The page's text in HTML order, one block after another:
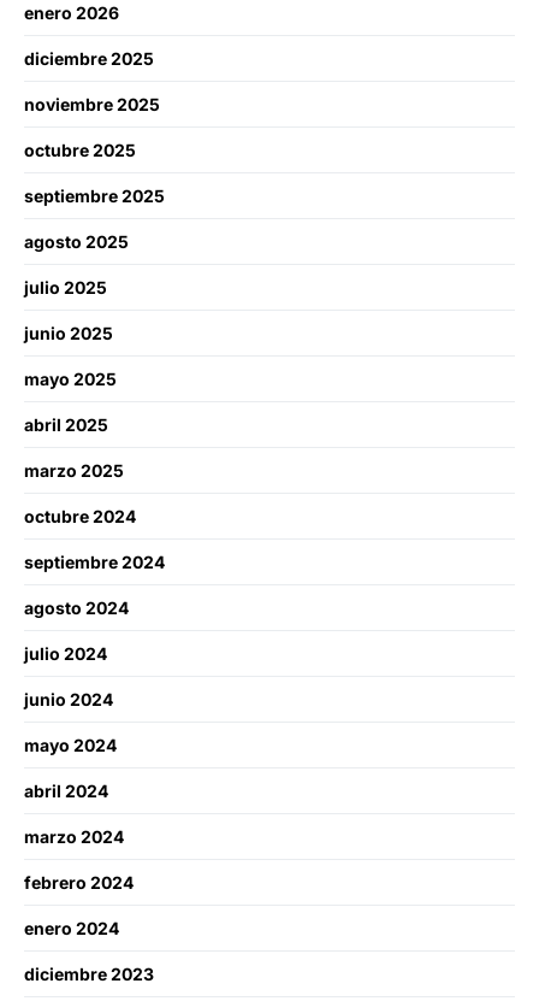
enero 2026
diciembre 2025
noviembre 2025
octubre 2025
septiembre 2025
agosto 2025
julio 2025
junio 2025
mayo 2025
abril 2025
marzo 2025
octubre 2024
septiembre 2024
agosto 2024
julio 2024
junio 2024
mayo 2024
abril 2024
marzo 2024
febrero 2024
enero 2024
diciembre 2023